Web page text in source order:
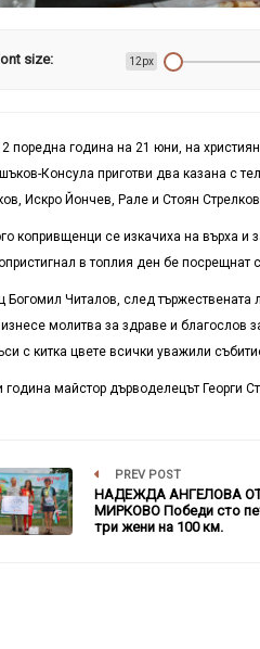
size: 12px
поредна година на 21 юни, на
Консула приготви два казана с
Искро Йончев, Рале и Стоян
копривщенци се изкачиха на върха и
в топлия ден бе посрещнат
Богомил Читалов, след тържествената
молитва за здраве и благослов
с китка цвете всички уважили
година майстор дърводелецът Георги
PREV POST
НАДЕЖДА АНГЕЛОВА
МИРКОВО Победи сто
три жени на 100 км.